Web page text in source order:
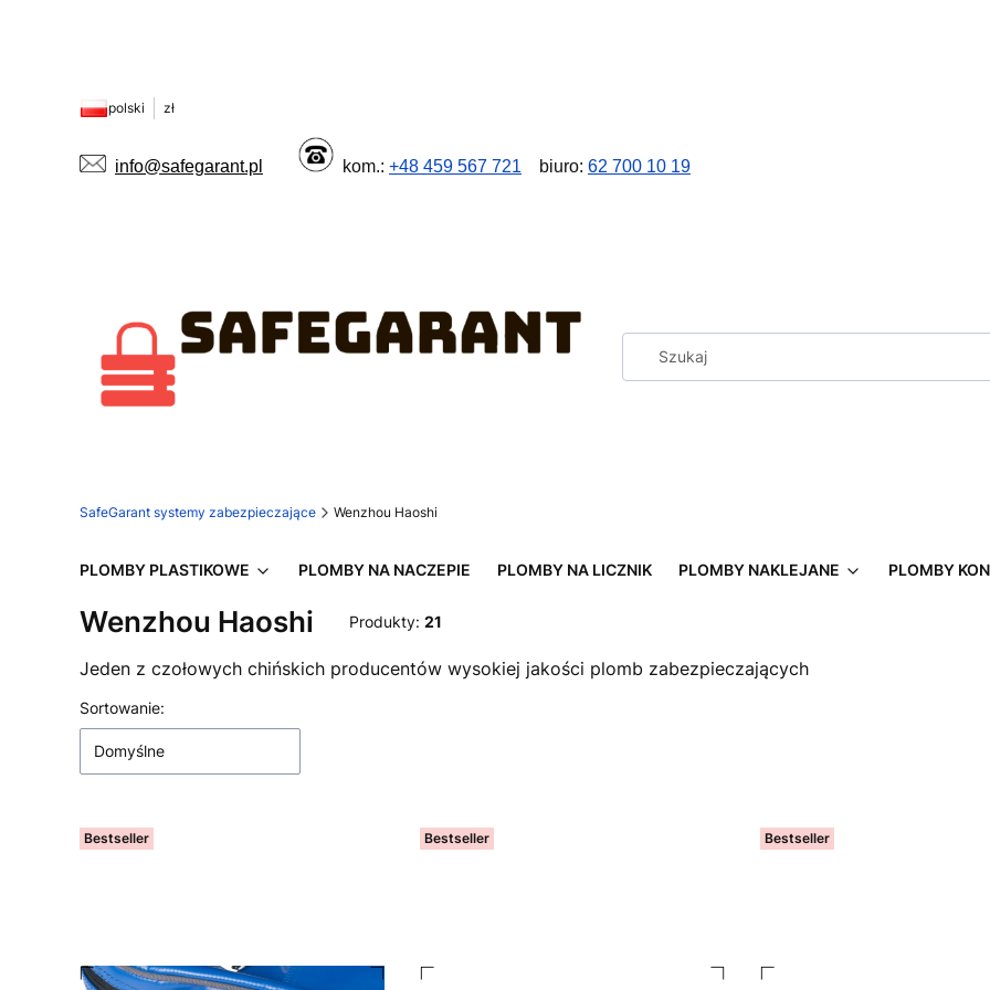
polski zł
info@safegarant.pl kom.: +48 459 567 721 biuro: 62 700 10 19
SafeGarant systemy zabezpieczające Wenzhou Haoshi
PLOMBY PLASTIKOWE PLOMBY NA NACZEPIE PLOMBY NA LICZNIK PLOMBY NAKLEJANE PLOMBY
Wenzhou Haoshi Produkty: 21
Jeden z czołowych chińskich producentów wysokiej jakości plomb zabezpieczających
Lista produktów
Sortowanie:
Domyślne
Bestseller Bestseller Bestseller